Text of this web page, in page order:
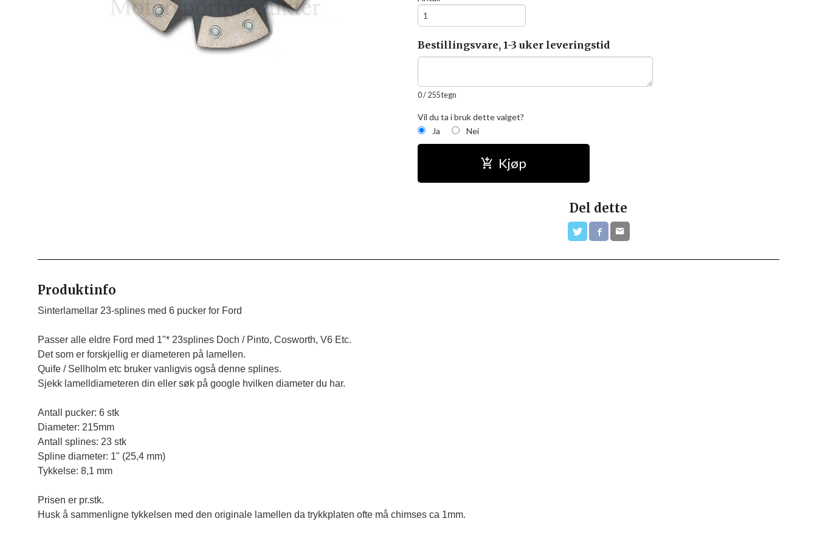
Bestillingsvare, 1-3 uker leveringstid
0/ 255 tegn
Vil du ta i bruk dette valget?
Ja
Nei
Kjøp
Del dette
Produktinfo
Sinterlamellar 23-splines med 6 pucker for Ford
Passer alle eldre Ford med 1"* 23splines Doch / Pinto, Cosworth, V6 Etc.
Det som er forskjellig er diameteren på lamellen.
Quife / Sellholm etc bruker vanligvis også denne splines.
Sjekk lamelldiameteren din eller søk på google hvilken diameter du har.
Antall pucker: 6 stk
Diameter: 215mm
Antall splines: 23 stk
Spline diameter: 1" (25,4 mm)
Tykkelse: 8,1 mm
Prisen er pr.stk.
Husk å sammenligne tykkelsen med den originale lamellen da trykkplaten ofte må chimses ca 1mm.